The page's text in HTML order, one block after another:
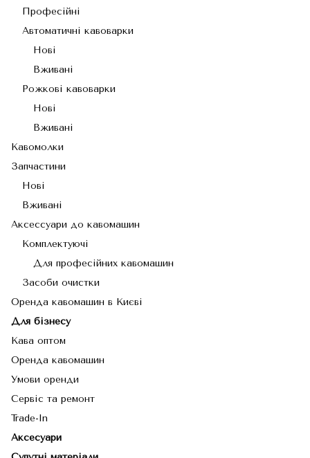
Професійні
Автоматичні кавоварки
Нові
Вживані
Рожкові кавоварки
Нові
Вживані
Кавомолки
Запчастини
Нові
Вживані
Аксессуари до кавомашин
Комплектуючі
Для професійних кавомашин
Засоби очистки
Оренда кавомашин в Києві
Для бізнесу
Кава оптом
Оренда кавомашин
Умови оренди
Сервіс та ремонт
Trade-In
Аксесуари